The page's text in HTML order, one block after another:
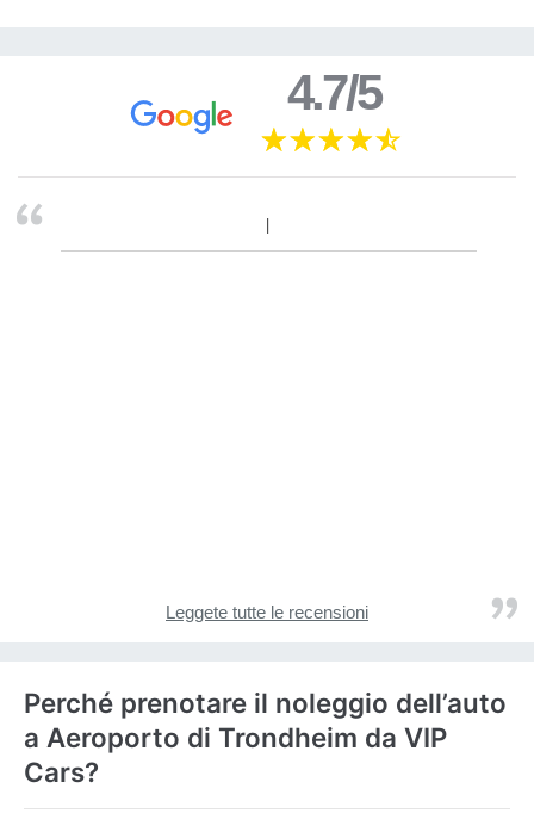
4.7/5
Leggete tutte le recensioni
Perché prenotare il noleggio dell’auto
a Aeroporto di Trondheim da VIP
Cars?